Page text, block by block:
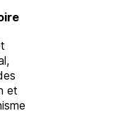
et